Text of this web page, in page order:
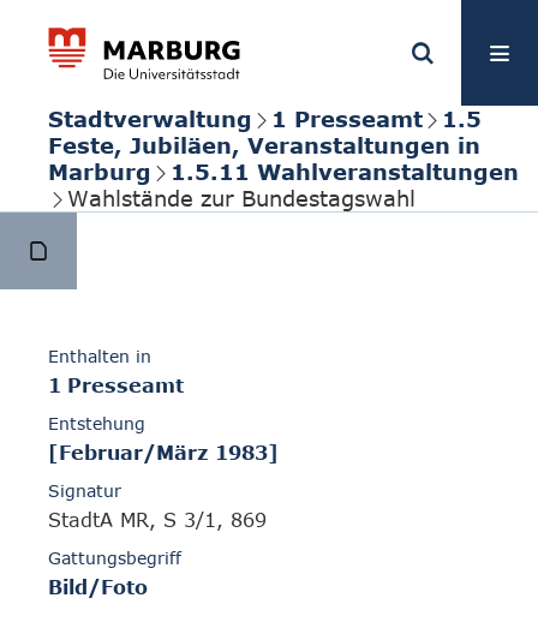
Stadtverwaltung 1 Presseamt
1.5
Feste, Jubiläen, Veranstaltungen in
Marburg
1.5.11 Wahlveranstaltungen
Wahlstände zur Bundestagswahl
Enthalten in
1 Presseamt
Entstehung
[Februar/März 1983]
Signatur
StadtA MR, S 3/1, 869
Gattungsbegriff
Bild/Foto